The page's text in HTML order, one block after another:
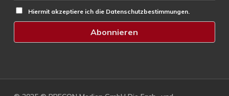
Hiermit akzeptiere ich die Datenschutzbestimmungen.